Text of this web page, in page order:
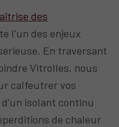
des
l'un des enjeux
En traversant
Vitrolles, nous
calfeutrer vos
isolant continu
de chaleur